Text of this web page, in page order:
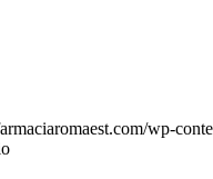
wp-